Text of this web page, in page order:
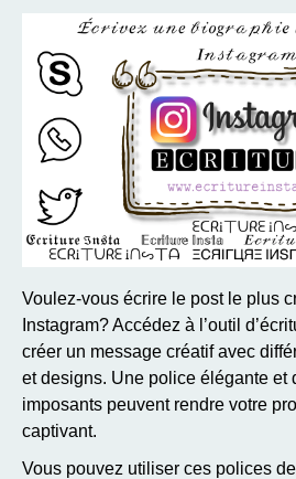
Voulez-vous écrire le post le plus
Instagram? Accédez à l’outil
créer un message créatif avec
et designs. Une police élégante et
imposants peuvent rendre votre
captivant.
Vous pouvez utiliser ces polices